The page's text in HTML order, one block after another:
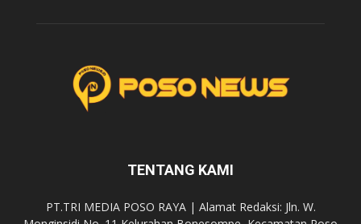
TENTANG KAMI
PT.TRI MEDIA POSO RAYA | Alamat Redaksi: Jln. W.